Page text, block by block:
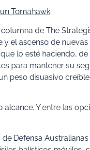
Tomahawk
de The
el ascenso de nuevas
lo esté haciendo,
para mantener su
peso disuasivo
Y entre las
Defensa